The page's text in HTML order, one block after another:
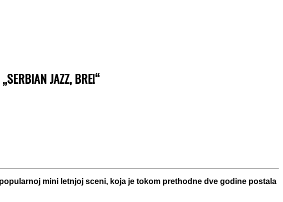
JAZZ, BRE!“
mini letnjoj sceni, koja je tokom prethodne dve godine postala